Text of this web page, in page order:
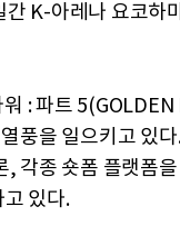
K-아레나 요코하
: 파트
풍을 일으키고 있
각종 숏폼 플랫폼
있다.